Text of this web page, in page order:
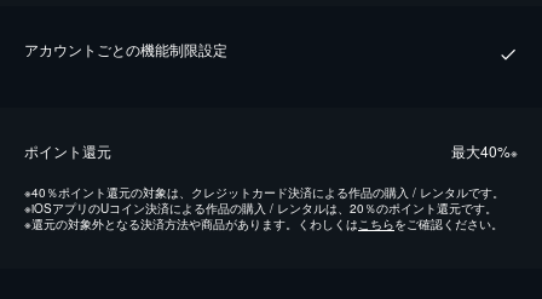
アカウントごとの機能制限設定
ポイント還元 最⼤40%※
※40％ポイント還元の対象は、クレジットカード決済による作品の購入 / レンタルです。
※iOSアプリのUコイン決済による作品の購入 / レンタルは、20％のポイント還元です。
※還元の対象外となる決済方法や商品があります。くわしくはこちらをご確認ください。